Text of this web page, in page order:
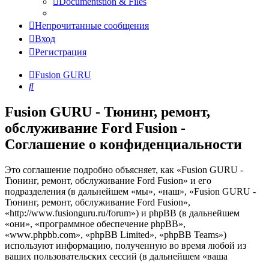
Непрочитанные сообщения
Вход
Регистрация
Fusion GURU
Поиск
Fusion GURU - Тюнинг, ремонт,
обслуживание Ford Fusion -
Соглашение о конфиденциальности
Это соглашение подробно объясняет, как «Fusion GURU -
Тюнинг, ремонт, обслуживание Ford Fusion» и его
подразделения (в дальнейшем «мы», «наш», «Fusion GURU -
Тюнинг, ремонт, обслуживание Ford Fusion»,
«http://www.fusionguru.ru/forum») и phpBB (в дальнейшем
«они», «программное обеспечение phpBB»,
«www.phpbb.com», «phpBB Limited», «phpBB Teams»)
используют информацию, полученную во время любой из
ваших пользовательских сессий (в дальнейшем «ваша